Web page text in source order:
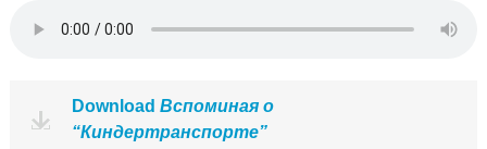
Download Вспоминая о
“Киндертранспорте”